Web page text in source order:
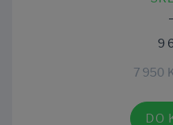
9
7 950
DO